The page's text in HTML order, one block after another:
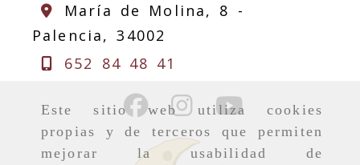
Este sitio web utiliza cookies
propias y de terceros que permiten
mejorar la usabilidad de
María de Molina, 8 -
Palencia,34002
652 84 48 41